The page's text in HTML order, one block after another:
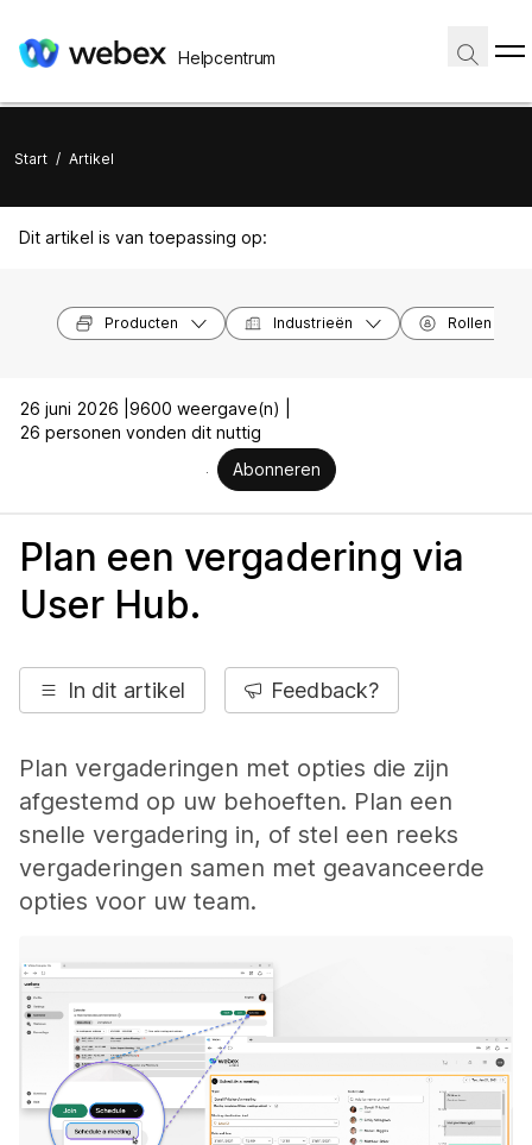
Helpcentrum
Start / Artikel
Dit artikel is van toepassing op:
Producten Industrieën Rollen
26 juni 2026 | 9600 weergave(n) |
26 personen vonden dit nuttig
Abonneren
Plan een vergadering via
User Hub.
In dit artikel Feedback?
Plan vergaderingen met opties die zijn
afgestemd op uw behoeften. Plan een
snelle vergadering in, of stel een reeks
vergaderingen samen met geavanceerde
opties voor uw team.